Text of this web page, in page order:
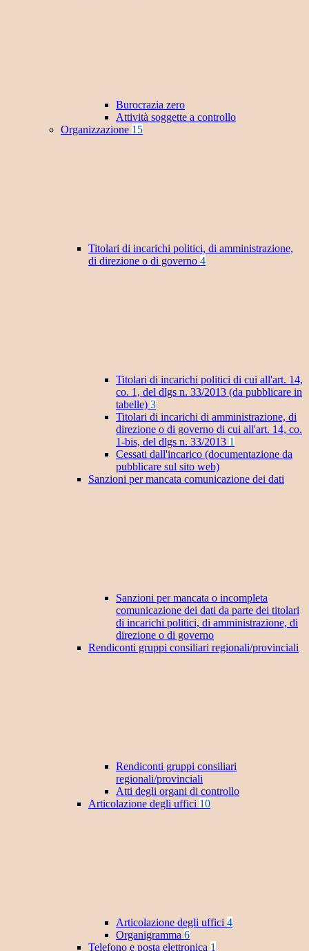
Burocrazia zero
Attività soggette a controllo
Organizzazione 15
Titolari di incarichi politici, di amministrazione,
di direzione o di governo 4
Titolari di incarichi politici di cui all'art. 14,
co. 1, del dlgs n. 33/2013 (da pubblicare in
tabelle) 3
Titolari di incarichi di amministrazione, di
direzione o di governo di cui all'art. 14, co.
1-bis, del dlgs n. 33/2013 1
Cessati dall'incarico (documentazione da
pubblicare sul sito web)
Sanzioni per mancata comunicazione dei dati
Sanzioni per mancata o incompleta
comunicazione dei dati da parte dei titolari
di incarichi politici, di amministrazione, di
direzione o di governo
Rendiconti gruppi consiliari regionali/provinciali
Rendiconti gruppi consiliari
regionali/provinciali
Atti degli organi di controllo
Articolazione degli uffici 10
Articolazione degli uffici 4
Organigramma 6
Telefono e posta elettronica 1